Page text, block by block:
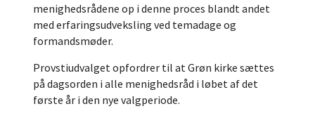
menighedsrådene op i denne proces blandt andet
med erfaringsudveksling ved temadage og
formandsmøder.
Provstiudvalget opfordrer til at Grøn kirke sættes
på dagsorden i alle menighedsråd i løbet af det
første år i den nye valgperiode.